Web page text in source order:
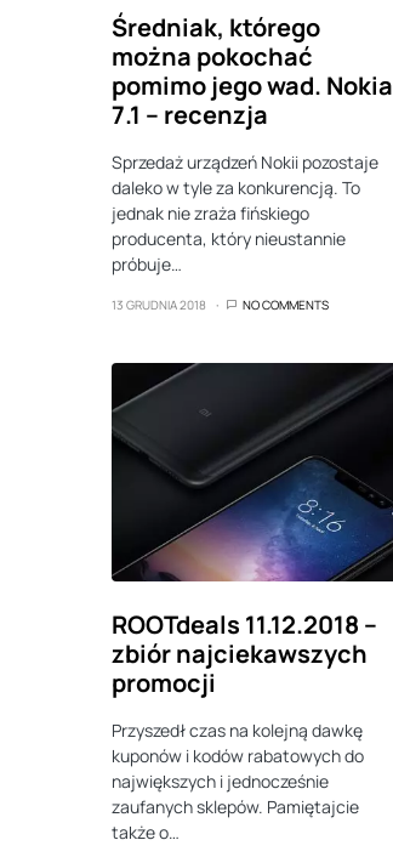
Średniak, którego
można pokochać
pomimo jego wad. Nokia
7.1 – recenzja
Sprzedaż urządzeń Nokii pozostaje
daleko w tyle za konkurencją. To
jednak nie zraża fińskiego
producenta, który nieustannie
próbuje…
13 GRUDNIA 2018 NO COMMENTS
ROOTdeals 11.12.2018 –
zbiór najciekawszych
promocji
Przyszedł czas na kolejną dawkę
kuponów i kodów rabatowych do
największych i jednocześnie
zaufanych sklepów. Pamiętajcie
także o…